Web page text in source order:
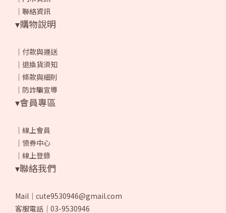
｜ 聯絡資訊
▾購物說明
｜ 付款與運送
｜ 退換貨須知
｜ 條款與細則
｜ 防詐騙宣導
▾會員專區
｜ 線上會員
｜ 領券中心
｜ 線上登錄
▾聯絡我們
Mail｜cute9530946@gmail.com
客服電話｜03-9530946